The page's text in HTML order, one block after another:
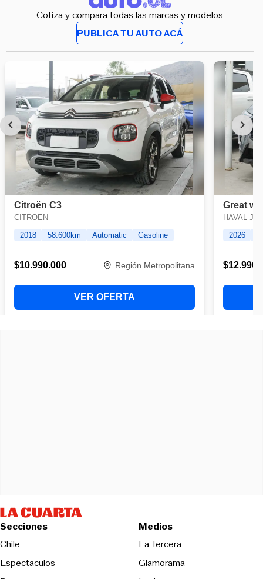
Cotiza y compara todas las marcas y modelos
PUBLICA TU AUTO ACÁ
Secciones
Chile
Espectaculos
Medios
La TerceraOpens in new
Glamorama